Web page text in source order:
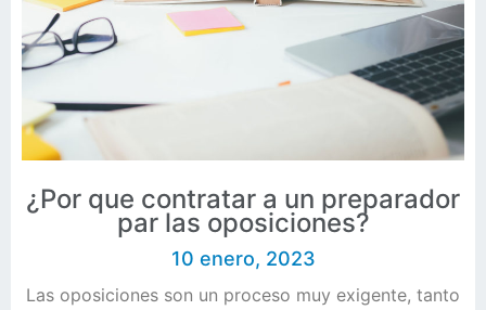
¿Por que contratar a un preparador
par las oposiciones?
10 enero, 2023
Las oposiciones son un proceso muy exigente, tanto